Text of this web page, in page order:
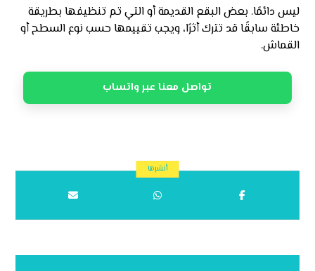
ليس دائمًا. بعض البقع القديمة أو التي تم تنظيفها بطريقة
خاطئة سابقًا قد تترك أثرًا، ويجب تقييمها حسب نوع السطح أو
القماش.
تواصل معنا عبر واتساب